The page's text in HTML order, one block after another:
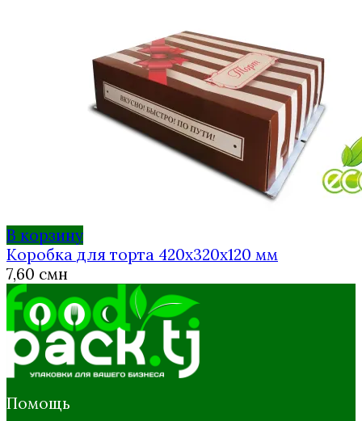
В корзину
Коробка для торта 420х320х120 мм
7,60 смн
Помощь